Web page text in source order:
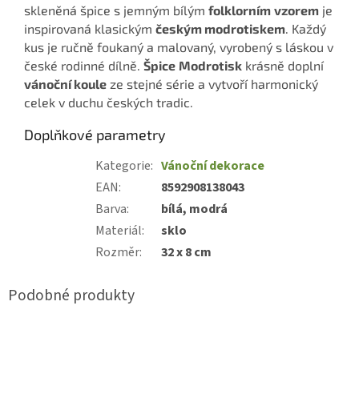
skleněná špice s jemným bílým folklorním vzorem je
inspirovaná klasickým českým modrotiskem . Každý
kus je ručně foukaný a malovaný, vyrobený s láskou v
české rodinné dílně. Špice Modrotisk krásně doplní
vánoční koule ze stejné série a vytvoří harmonický
celek v duchu českých tradic.
Doplňkové parametry
Kategorie: Vánoční dekorace
EAN:
8592908138043
Barva:
bílá, modrá
Materiál:
sklo
Rozměr: 32 x 8 cm